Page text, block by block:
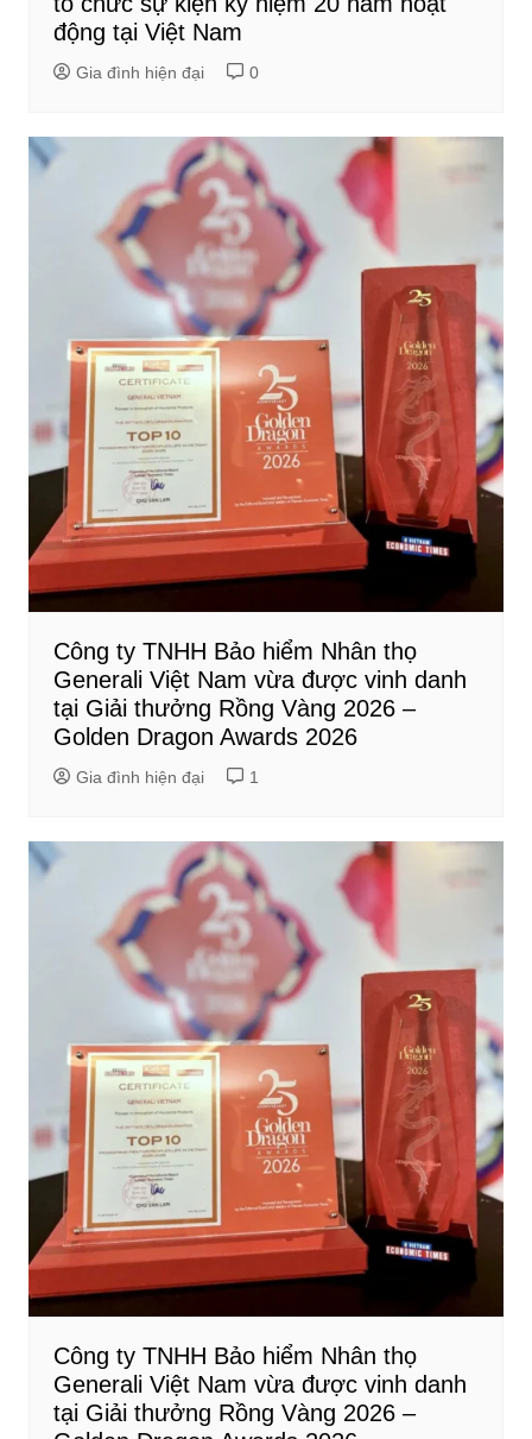
động tại Việt Nam
Gia đình hiện đại 0
Công ty TNHH Bảo hiểm Nhân thọ
Generali Việt Nam vừa được vinh danh
tại Giải thưởng Rồng Vàng 2026 –
Golden Dragon Awards 2026
Gia đình hiện đại 1
Công ty TNHH Bảo hiểm Nhân thọ
Generali Việt Nam vừa được vinh danh
tại Giải thưởng Rồng Vàng 2026 –